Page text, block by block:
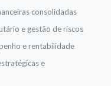
consolidadas
e gestão de riscos
e rentabilidade
e